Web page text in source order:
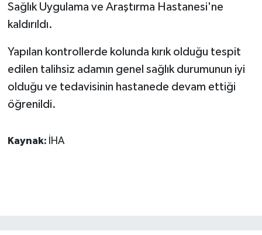
Sağlık Uygulama ve Araştırma Hastanesi'ne
kaldırıldı.
Yapılan kontrollerde kolunda kırık olduğu tespit
edilen talihsiz adamın genel sağlık durumunun iyi
olduğu ve tedavisinin hastanede devam ettiği
öğrenildi.
Kaynak: İHA
TEKNOLOJİ
ÜLKE GÜNDEMİ
YAŞAM